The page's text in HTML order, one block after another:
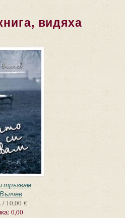
видяха
тръгвам
/ 10,00 €
0,00